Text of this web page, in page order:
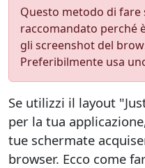
Questo metodo di fare
raccomandato perché
gli screenshot del
Preferibilmente usa
Se utilizzi il layout
per la tua
tue schermate
browser. Ecco come